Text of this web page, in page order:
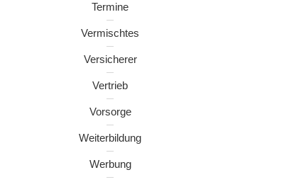
Termine
Vermischtes
Versicherer
Vertrieb
Vorsorge
Weiterbildung
Werbung